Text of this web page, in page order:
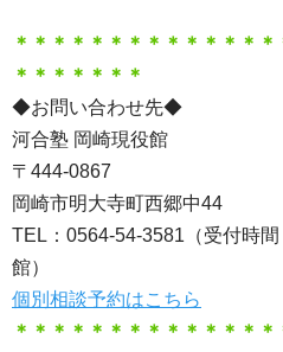
＊＊＊＊＊＊＊＊＊＊＊＊＊
＊＊＊＊＊＊＊
◆お問い合わせ先◆
河合塾 岡崎現役館
〒444-0867
岡崎市明大寺町西郷中44
TEL：0564-54-3581（受付時
館）
個別相談予約はこちら
＊＊＊＊＊＊＊＊＊＊＊＊＊